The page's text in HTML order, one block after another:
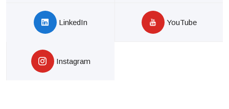
LinkedIn YouTube
Instagram